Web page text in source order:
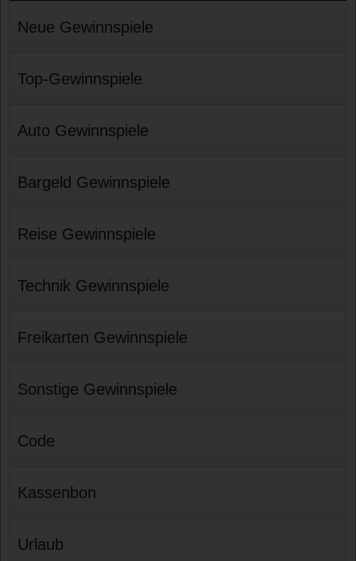
Neue Gewinnspiele
Top-Gewinnspiele
Auto Gewinnspiele
Bargeld Gewinnspiele
Reise Gewinnspiele
Technik Gewinnspiele
Freikarten Gewinnspiele
Sonstige Gewinnspiele
Code
Kassenbon
Urlaub